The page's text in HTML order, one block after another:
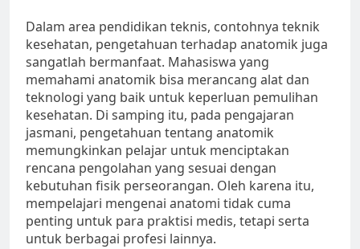
Dalam area pendidikan teknis, contohnya teknik
kesehatan, pengetahuan terhadap anatomik juga
sangatlah bermanfaat. Mahasiswa yang
memahami anatomik bisa merancang alat dan
teknologi yang baik untuk keperluan pemulihan
kesehatan. Di samping itu, pada pengajaran
jasmani, pengetahuan tentang anatomik
memungkinkan pelajar untuk menciptakan
rencana pengolahan yang sesuai dengan
kebutuhan fisik perseorangan. Oleh karena itu,
mempelajari mengenai anatomi tidak cuma
penting untuk para praktisi medis, tetapi serta
untuk berbagai profesi lainnya.